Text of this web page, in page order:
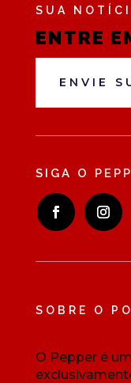
SUA
ENTRE
ENVIE
SIGA O
SOBRE O
O Pepper é